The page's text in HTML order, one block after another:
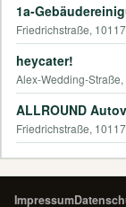
1a-
Friedrichstraße,
heycater!
Alex-Wedding-
ALLROUND
Friedrichstraße,
Impressum